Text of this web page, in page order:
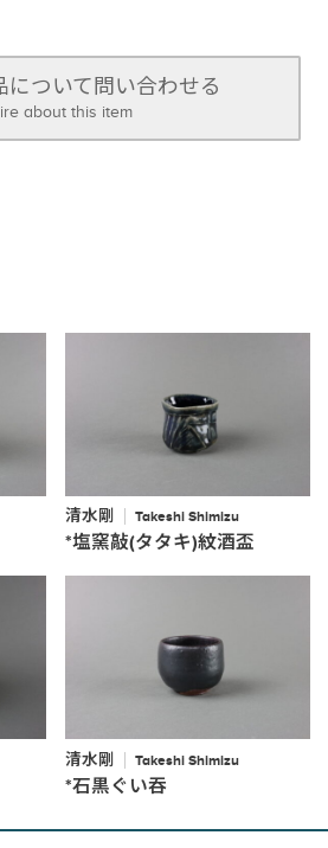
について問い合わせる
about this item
清水剛 Takeshi Shimizu
*塩窯敲(タタキ)紋酒盃
清水剛 Takeshi Shimizu
*石黒ぐい吞